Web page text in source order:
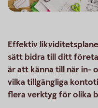
Effektiv
sätt bidra till ditt
är att känna till när in-
vilka tillgängliga
flera verktyg för olika